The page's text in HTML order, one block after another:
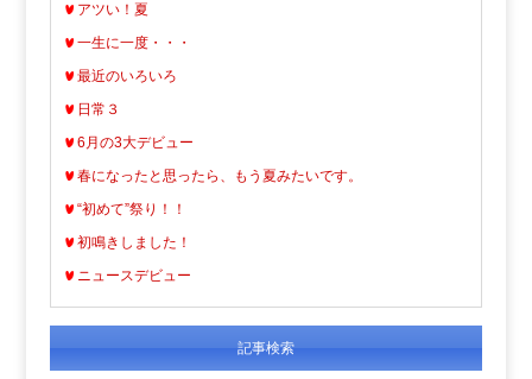
アツい！夏
一生に一度・・・
最近のいろいろ
日常３
6月の3大デビュー
春になったと思ったら、もう夏みたいです。
“初めて”祭り！！
初鳴きしました！
ニュースデビュー
記事検索